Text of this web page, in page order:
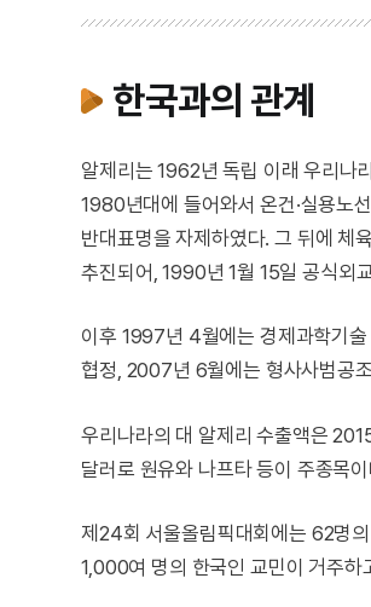
한국과의 관계
알제리는 1962년 독립 이래 우리나
1980년대에 들어와서 온건·실용노
반대표명을 자제하였다. 그 뒤에 체
추진되어, 1990년 1월 15일 공식외
이후 1997년 4월에는 경제과학기
협정, 2007년 6월에는 형사사범공
우리나라의 대 알제리 수출액은
달러로 원유와 나프타 등이 주종목
제24회 서울올림픽대회에는 62명
1,000여 명의 한국인 교민이 거주하